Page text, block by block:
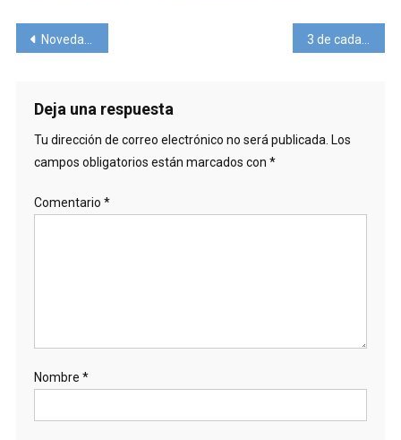
Navegación
entradas
Novedades en la reapertura de Bali. 3 de cada 4 empresarios consideran que la economía empeorará en la post-pandemia
Deja una respuesta
Tu dirección de correo electrónico no será publicada. Los
campos obligatorios están marcados con *
Comentario *
Nombre *